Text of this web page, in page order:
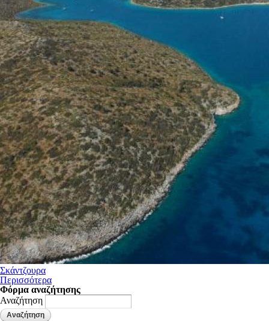
Σκάντζουρα
Περισσότερα
Φόρμα αναζήτησης
Αναζήτηση